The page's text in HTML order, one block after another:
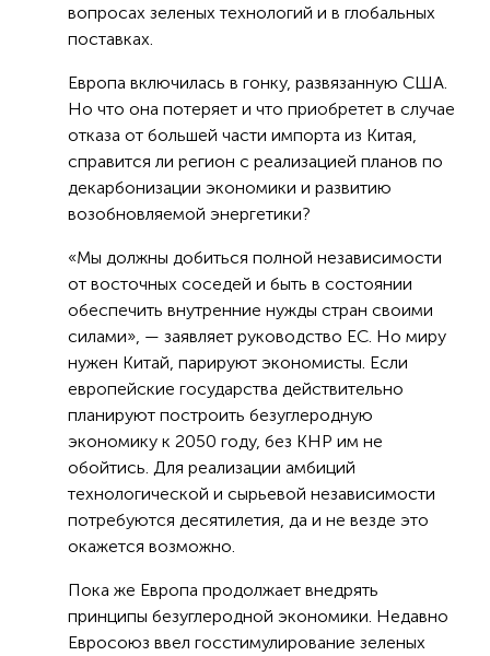
вопросах зеленых технологий и в глобальных
поставках.
Европа включилась в гонку, развязанную США.
Но что она потеряет и что приобретет в случае
отказа от большей части импорта из Китая,
справится ли регион с реализацией планов по
декарбонизации экономики и развитию
возобновляемой энергетики?
«Мы должны добиться полной независимости
от восточных соседей и быть в состоянии
обеспечить внутренние нужды стран своими
силами», — заявляет руководство ЕС. Но миру
нужен Китай, парируют экономисты. Если
европейские государства действительно
планируют построить безуглеродную
экономику к 2050 году, без КНР им не
обойтись. Для реализации амбиций
технологической и сырьевой независимости
потребуются десятилетия, да и не везде это
окажется возможно.
Пока же Европа продолжает внедрять
принципы безуглеродной экономики. Недавно
Евросоюз ввел госстимулирование зеленых